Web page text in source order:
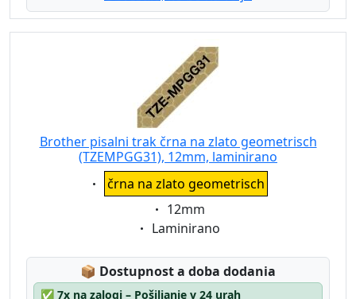
Brother pisalni trak črna na zlato geometrisch
(TZEMPGG31), 12mm, laminirano
Eigenschaft:
črna na zlato geometrisch
Eigenschaft:
12mm
Eigenschaft:
Laminirano
📦 Lagerstatus:
Dostupnost a doba dodania
✅ 7x na zalogi – Pošiljanje v 24 urah